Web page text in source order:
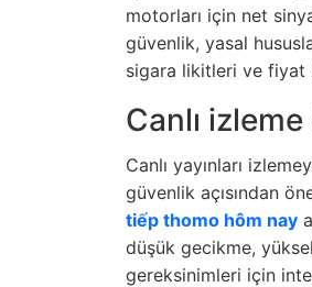
motorları için net
güvenlik, yasal
sigara likitleri ve fiyat
Canlı
Canlı yayınları
güvenlik açısından
tiếp thomo hôm nay
düşük gecikme,
gereksinimleri için